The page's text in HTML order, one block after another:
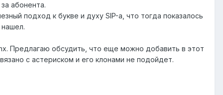
абонента.
подход к букве и духу SIP-а, что тогда показалось
Предлагаю обсудить, что еще можно добавить в этот
с астериском и его клонами не подойдет.